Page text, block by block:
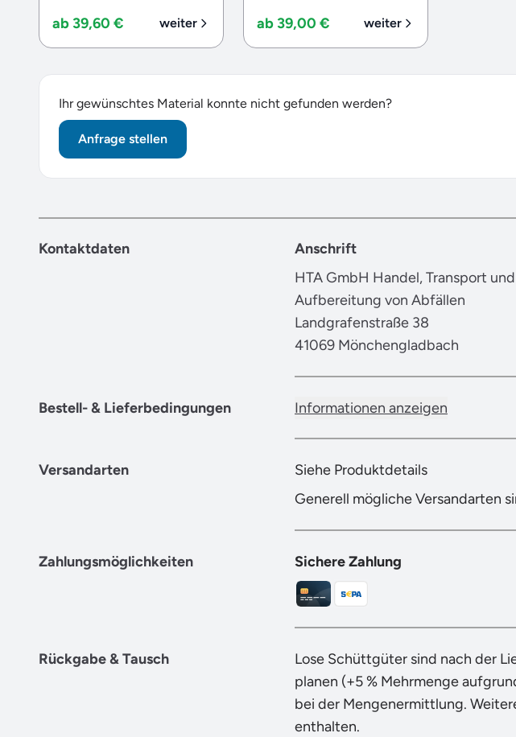
ab 39,60 € weiter ab 39,00 € weiter
Ihr gewünschtes Material konnte nicht gefunden werden?
Anfrage stellen
Kontaktdaten
Anschrift
HTA GmbH Handel, Transport und
Aufbereitung von Abfällen
Landgrafenstraße 38
41069 Mönchengladbach
Bestell- & Lieferbedingungen Informationen anzeigen
Versandarten
Siehe Produktdetails
Generell mögliche Versandarten
Zahlungsmöglichkeiten Sichere Zahlung
Rückgabe & Tausch
Lose Schüttgüter sind nach der
planen (+5 % Mehrmenge
bei der Mengenermittlung.
enthalten.